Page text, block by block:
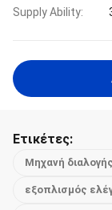
Supply Ability:
Ετικέτες:
Μηχανή
εξοπλισμός